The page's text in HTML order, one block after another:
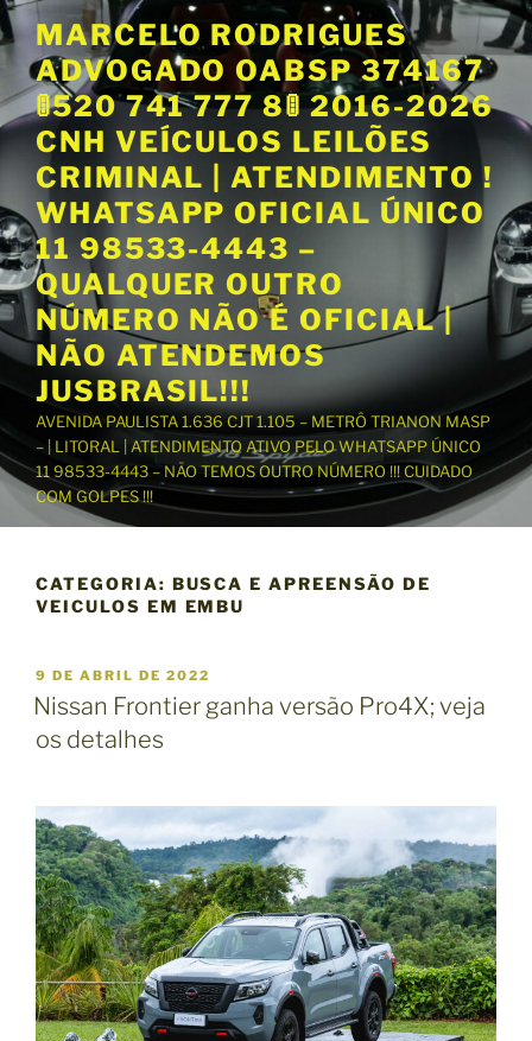
P
u
a
r
r
a
o
c
o
n
t
ú
d
MARCELO RODRIGUES
ADVOGADO OABSP 374167
🚦520 741 777 8🚦 2016-2026
CNH VEÍCULOS LEILÕES
CRIMINAL | ATENDIMENTO !
WHATSAPP OFICIAL ÚNICO
11 98533-4443 –
QUALQUER OUTRO
NÚMERO NÃO É OFICIAL |
NÃO ATENDEMOS
JUSBRASIL!!!
AVENIDA PAULISTA 1.636 CJT 1.105 – METRÔ TRIANON MASP
– | LITORAL | ATENDIMENTO ATIVO PELO WHATSAPP ÚNICO
11 98533-4443 – NÃO TEMOS OUTRO NÚMERO !!! CUIDADO
COM GOLPES !!!
CATEGORIA: BUSCA E APREENSÃO DE
VEICULOS EM EMBU
P
U
B
L
A
D
O
E
M
9 DE ABRIL DE 2022
Nissan Frontier ganha versão Pro4X; veja
os detalhes